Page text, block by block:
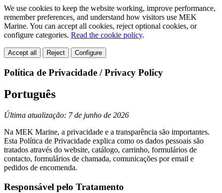
We use cookies to keep the website working, improve performance,
remember preferences, and understand how visitors use MEK
Marine. You can accept all cookies, reject optional cookies, or
configure categories. Read the cookie policy.
Accept all Reject Configure
Política de Privacidade / Privacy Policy
Português
Última atualização: 7 de junho de 2026
Na MEK Marine, a privacidade e a transparência são importantes.
Esta Política de Privacidade explica como os dados pessoais são
tratados através do website, catálogo, carrinho, formulários de
contacto, formulários de chamada, comunicações por email e
pedidos de encomenda.
Responsável pelo Tratamento